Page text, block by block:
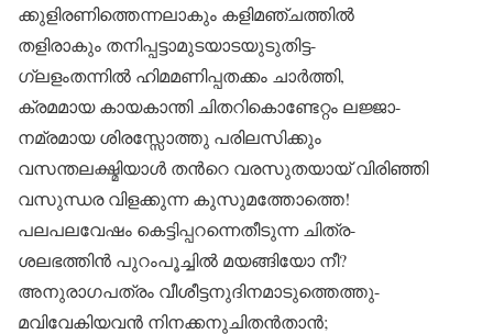
ക്കുളിരണിത്തെന്നലാകും കളിമഞ്ചത്തിൽ
തളിരാകും തനിപ്പട്ടാമുടയാടയുടുതിട്ട-
ഗ്ലളംതന്നിൽ ഹിമമണിപ്പതക്കം ചാർത്തി,
ക്രമമായ കായകാന്തി ചിതറികൊണ്ടേറ്റം ലജ്ജാ-
നമ്രമായ ശിരസ്സോത്തു പരിലസിക്കും
വസന്തലക്ഷ്മിയാൾ തൻറെ വരസുതയായ്‌ വിരിഞ്ഞി
വസുന്ധര വിളക്കുന്ന കുസുമത്തോത്തെ!
പലപലവേഷം കെട്ടിപ്പറന്നെതീടുന്ന ചിത്ര-
ശലഭത്തിൻ പുറംപൂച്ചിൽ മയങ്ങിയോ നീ?
അനുരാഗപത്രം വീശീട്ടനുദിനമാടുത്തെത്തു-
മവിവേകിയവൻ നിനക്കനുചിതൻതാൻ;